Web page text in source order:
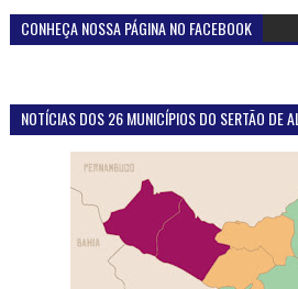
CONHEÇA NOSSA PÁGINA NO FACEBOOK
NOTÍCIAS DOS 26 MUNICÍPIOS DO SERTÃO DE